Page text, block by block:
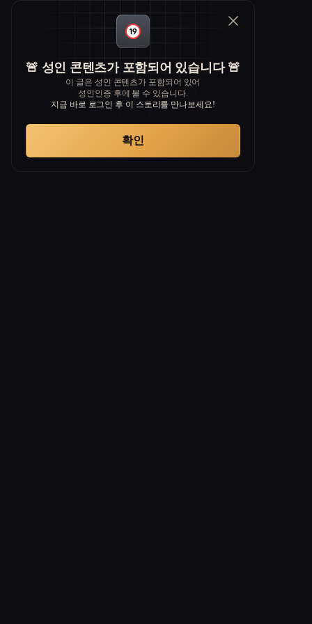
🚨 성인 콘텐츠가 포함되어 있습니다 🚨
이 글은 성인 콘텐츠가 포함되어 있어
성인인증 후에 볼 수 있습니다.
지금 바로 로그인 후 이 스토리를 만나보세요!
확인